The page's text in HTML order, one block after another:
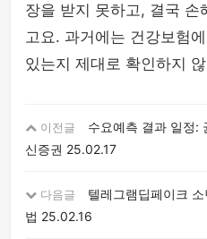
장을 받지 못하고, 결국 손
고요. 과거에는 건강보험
있는지 제대로 확인하지
이전글
수요예측 결과 일정:
신증권 25.02.17
다음글
텔레그램딥페이크
법 25.02.16